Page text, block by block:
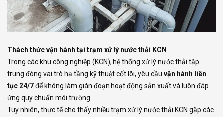
Thách thức vận hành tại trạm xử lý nước thải KCN
Trong các khu công nghiệp (KCN), hệ thống xử lý nước thải tập
trung đóng vai trò hạ tầng kỹ thuật cốt lõi, yêu cầu vận hành liên
tục 24/7để không làm gián đoạn hoạt động sản xuất và luôn đáp
ứng quy chuẩn môi trường.
Tuy nhiên, thực tế cho thấy nhiều trạm xử lý nước thải KCN gặp các